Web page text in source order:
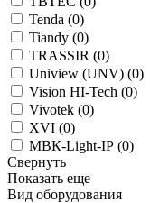
Tenda (0)
Tiandy (0)
TRASSIR (0)
Uniview (UNV) (0)
Vision HI-Tech (0)
Vivotek (0)
XVI (0)
МВК-Light-IP (0)
Свернуть
Показать еще
Вид оборудования